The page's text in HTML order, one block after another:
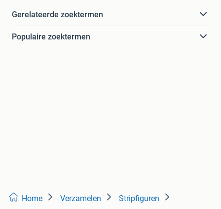
Gerelateerde zoektermen
Populaire zoektermen
Home Verzamelen Stripfiguren